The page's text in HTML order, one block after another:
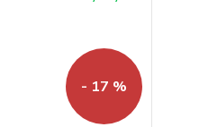
- 17 %